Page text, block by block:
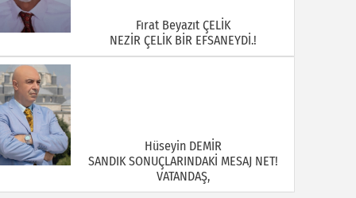
Fırat Beyazıt ÇELİK
NEZİR ÇELİK BİR EFSANEYDİ.!
Hüseyin DEMİR
SANDIK SONUÇLARINDAKİ MESAJ NET!
VATANDAŞ,